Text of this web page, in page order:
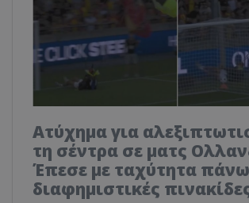
Ατύχημα για
τη σέντρα σε ματς
Έπεσε με ταχύτητα
διαφημιστικές